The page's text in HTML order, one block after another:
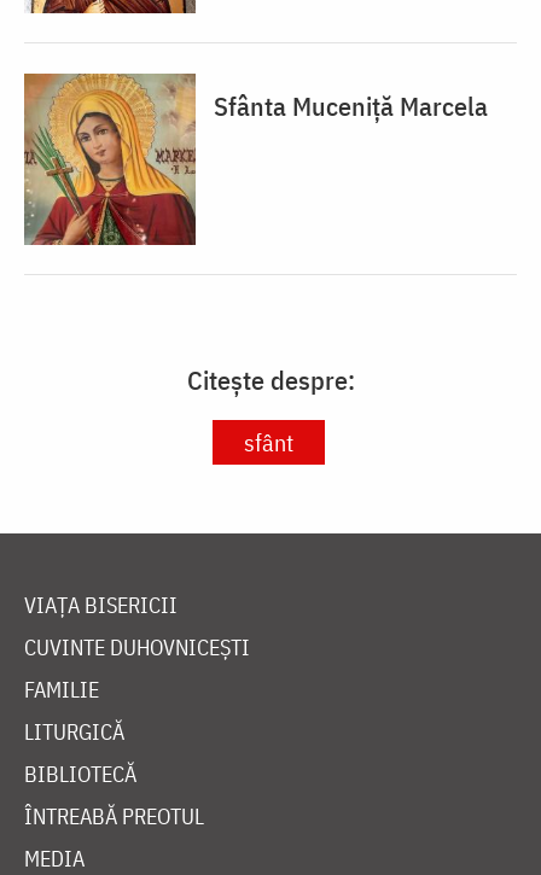
Sfânta Muceniță Marcela
Citește despre:
sfânt
VIAȚA BISERICII
CUVINTE DUHOVNICEȘTI
FAMILIE
LITURGICĂ
BIBLIOTECĂ
ÎNTREABĂ PREOTUL
MEDIA